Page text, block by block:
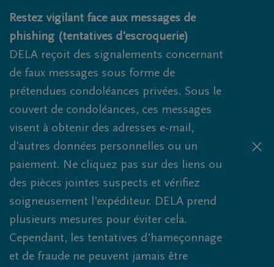
Obituaries.breadcrumbs.SkipLink
Restez vigilant face aux messages de
phishing (tentatives d'escroquerie)
DELA reçoit des signalements concernant
de faux messages sous forme de
prétendues condoléances privées. Sous le
couvert de condoléances, ces messages
visent à obtenir des adresses e-mail,
d'autres données personnelles ou un
paiement. Ne cliquez pas sur des liens ou
des pièces jointes suspects et vérifiez
soigneusement l'expéditeur. DELA prend
plusieurs mesures pour éviter cela.
Cependant, les tentatives d'hameçonnage
et de fraude ne peuvent jamais être